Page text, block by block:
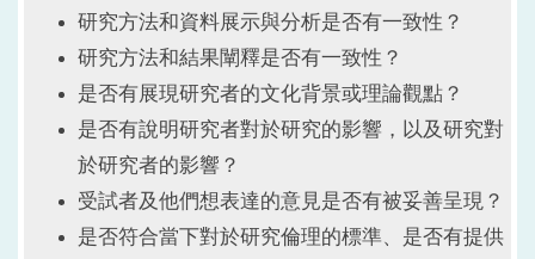
研究方法和資料展示與分析是否有一致性？
研究方法和結果闡釋是否有一致性？
是否有展現研究者的文化背景或理論觀點？
是否有說明研究者對於研究的影響，以及研究對
於研究者的影響？
受試者及他們想表達的意見是否有被妥善呈現？
是否符合當下對於研究倫理的標準、是否有提供